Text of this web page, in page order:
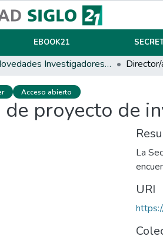
EBOOK21
Novedades Investigadores/as
Acceso abierto
proyecto de
La
URI